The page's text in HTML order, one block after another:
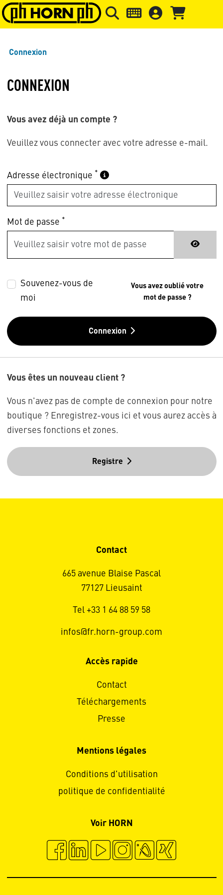
Skip to main content Passer à l'en-tête de la page
Connexion
CONNEXION
Vous avez déjà un compte ?
Veuillez vous connecter avec votre adresse e-mail.
Adresse électronique *
Mot de passe *
Souvenez-vous de
moi
Vous avez oublié votre
mot de passe ?
Connexion
Vous êtes un nouveau client ?
Vous n'avez pas de compte de connexion pour notre
boutique ? Enregistrez-vous ici et vous aurez accès à
diverses fonctions et zones.
Registre
Contact
665 avenue Blaise Pascal
77127 Lieusaint
Tel +33 1 64 88 59 58
infos@fr.horn-group.com
Accès rapide
Contact
Téléchargements
Presse
Mentions légales
Conditions d'utilisation
politique de confidentialité
Voir HORN